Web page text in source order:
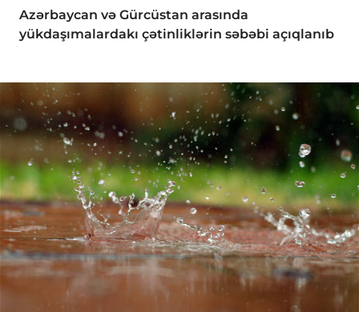
Azərbaycan və Gürcüstan arasında
yükdaşımalardakı çətinliklərin səbəbi açıqlanıb